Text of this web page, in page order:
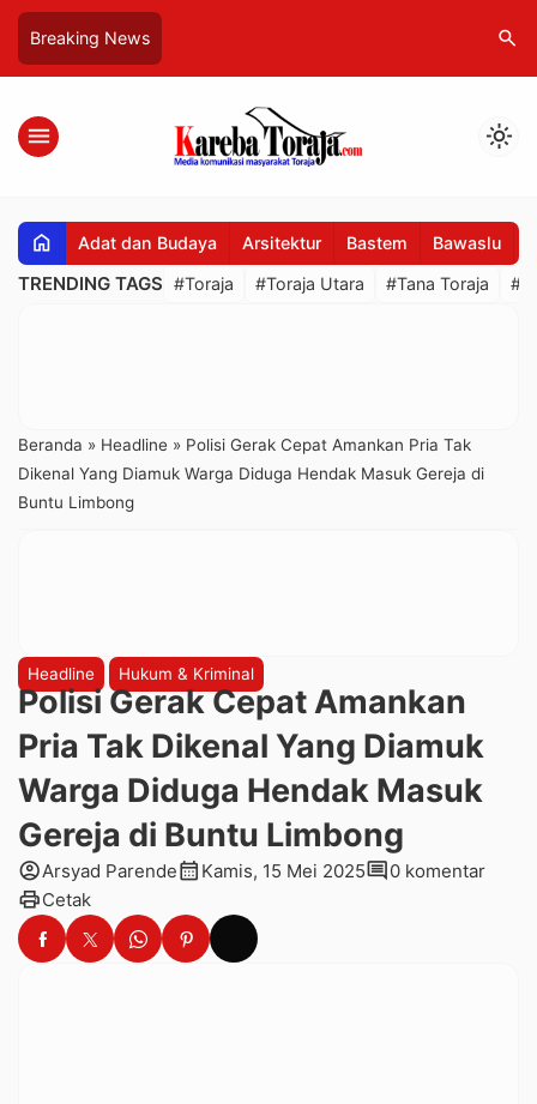
Breaking News search
menu light_mode
home Adat dan Budaya Arsitektur Bastem Bawaslu
TRENDING TAGS #Toraja #Toraja Utara #Tana Toraja
Beranda » Headline » Polisi Gerak Cepat Amankan Pria Tak
Dikenal Yang Diamuk Warga Diduga Hendak Masuk Gereja di
Buntu Limbong
Headline Hukum & Kriminal
Polisi Gerak Cepat Amankan
Pria Tak Dikenal Yang Diamuk
Warga Diduga Hendak Masuk
Gereja di Buntu Limbong
account_circleArsyad Parendecalendar_month Kamis, 15 Mei 2025comment0 komentar
printCetak